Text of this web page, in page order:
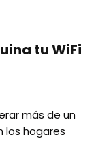
tu WiFi
más de un
los hogares